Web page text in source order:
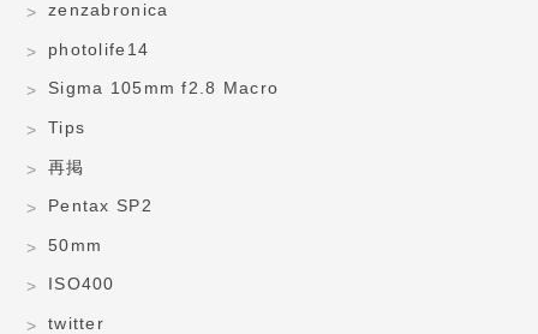
zenzabronica
photolife14
Sigma 105mm f2.8 Macro
Tips
再掲
Pentax SP2
50mm
ISO400
twitter